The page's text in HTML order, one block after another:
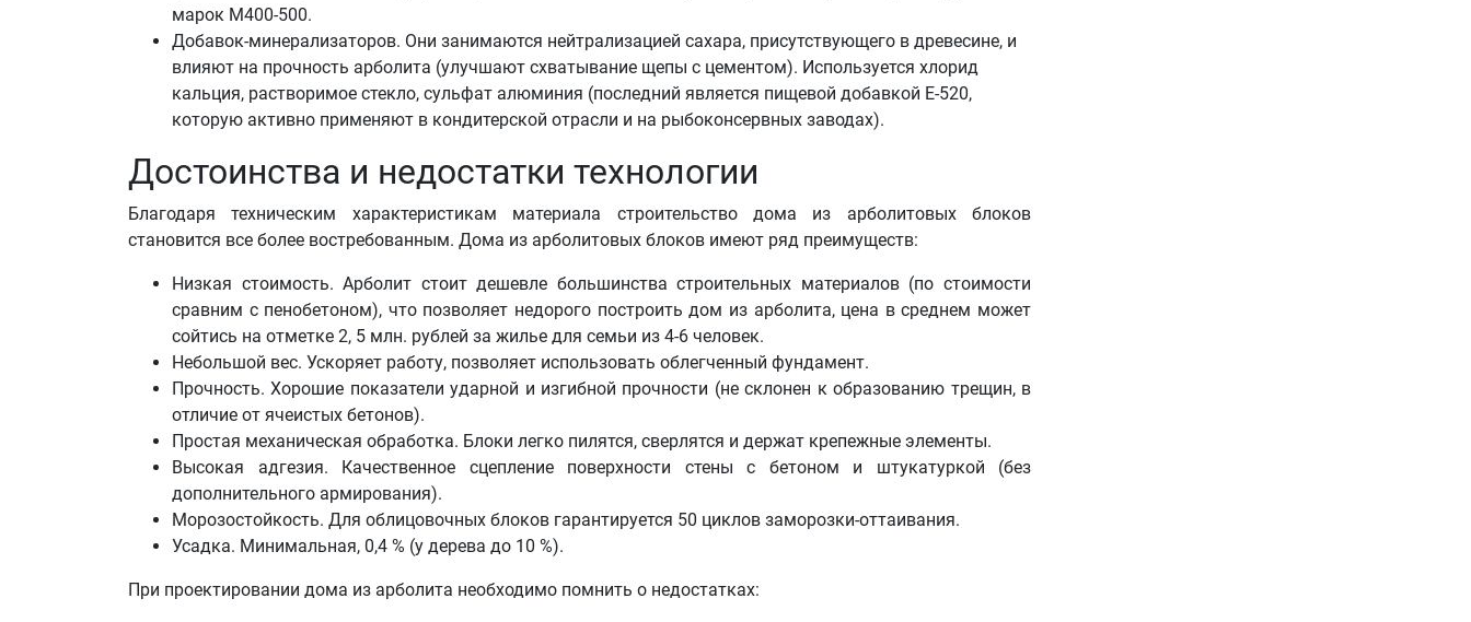
марок M400-500.
Добавок-минерализаторов. Они занимаются нейтрализацией сахара, присутствующего в древесине, и
влияют на прочность арболита (улучшают схватывание щепы с цементом). Используется хлорид
кальция, растворимое стекло, сульфат алюминия (последний является пищевой добавкой Е-520,
которую активно применяют в кондитерской отрасли и на рыбоконсервных заводах).
Достоинства и недостатки технологии
Благодаря техническим характеристикам материала строительство дома из арболитовых блоков
становится все более востребованным. Дома из арболитовых блоков имеют ряд преимуществ:
Низкая стоимость. Арболит стоит дешевле большинства строительных материалов (по стоимости
сравним с пенобетоном), что позволяет недорого построить дом из арболита, цена в среднем может
сойтись на отметке 2, 5 млн. рублей за жилье для семьи из 4-6 человек.
Небольшой вес. Ускоряет работу, позволяет использовать облегченный фундамент.
Прочность. Хорошие показатели ударной и изгибной прочности (не склонен к образованию трещин, в
отличие от ячеистых бетонов).
Простая механическая обработка. Блоки легко пилятся, сверлятся и держат крепежные элементы.
Высокая адгезия. Качественное сцепление поверхности стены с бетоном и штукатуркой (без
дополнительного армирования).
Морозостойкость. Для облицовочных блоков гарантируется 50 циклов заморозки-оттаивания.
Усадка. Минимальная, 0,4 % (у дерева до 10 %).
При проектировании дома из арболита необходимо помнить о недостатках: